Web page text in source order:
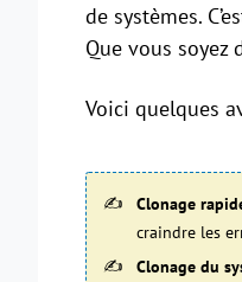
de systèmes.
Que vous
Voici quelques
Clonage
craindre les
Clonage du